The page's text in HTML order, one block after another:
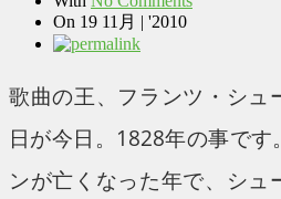
On 19 11月 | '2010
歌曲の王、フランツ・シュ
日が今日。1828年の事で
ンが亡くなった年で、シュ